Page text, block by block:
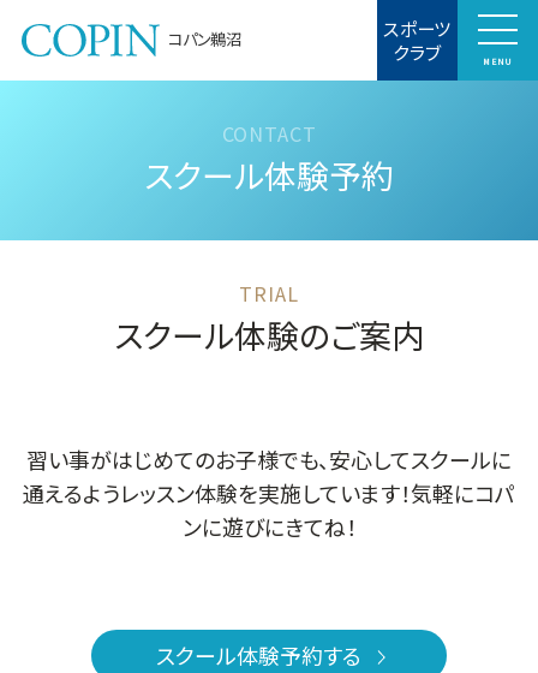
コパン鵜沼 スポーツ
クラブ MENU
スクール体験予約
スクール体験のご案内
習い事がはじめてのお子様でも、安心してスクールに
通えるようレッスン体験を実施しています！気軽にコパ
ンに遊びにきてね！
スクール体験予約する